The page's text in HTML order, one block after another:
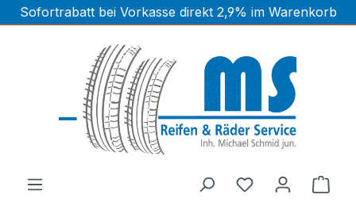
Zum Hauptinhalt springen
Sofortrabatt bei Vorkasse direkt 2,9% im Warenkorb